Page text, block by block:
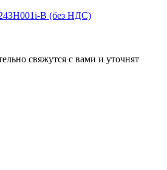
B (без НДС)
свяжутся с вами и уточнят